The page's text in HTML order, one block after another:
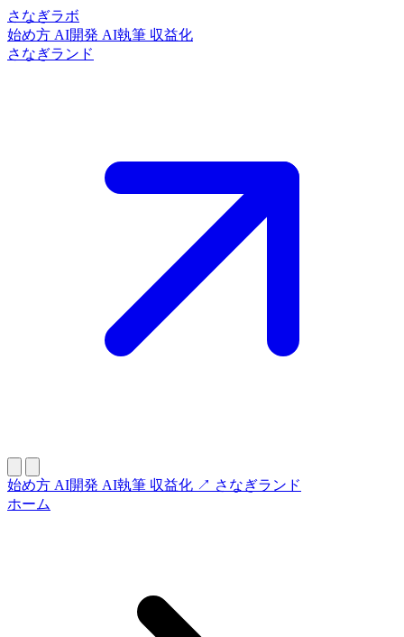
さなぎラボ
始め方 AI開発 AI執筆 収益化
さなぎランド
始め方 AI開発 AI執筆 収益化 ↗ さなぎランド
ホーム